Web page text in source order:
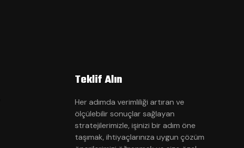
Teklif Alın
Her adımda verimliliği artıran ve
ölçülebilir sonuçlar sağlayan
stratejilerimizle, işinizi bir adım öne
taşımak, ihtiyaçlarınıza uygun çözüm